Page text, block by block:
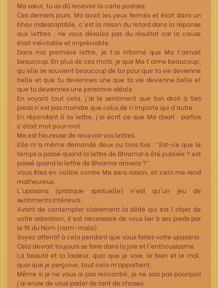
Ma sœur, tu as dû recevoir la carte postale.
Ces derniers jours, Ma avait les yeux fermés et était dans un
bhav indescriptible, c'est la raison du retard dans la réponse
aux lettres ; ne vous désolez pas du résultat car la cause
était inévitable et imprévisible.
Dans ma première lettre, je t'ai informé que Ma t'aimait
beaucoup. En plus de ces mots, je que Ma t'aime beaucoup,
qu'elle se souvient beaucoup de toi pour que ta vie devienne
belle et que tu deviennes une que ta vie devienne belle et
que tu deviennes une personne idéale.
En voyant tout cela, j'ai le sentiment que ton droit à Ses
pieds n'est pas moindre que celui de n'importe qui d'autre.
En répondant à ta lettre, j'ai écrit ce que Ma disait : parfois
c'était mot pour mot.
Ma est heureuse de recevoir vos lettres.
Elle m'a même demandé deux ou trois fois : "Est-ce que le
temps a passé quand la lettre de Bhramar a été publiée ? est
passé quand la lettre de Bhramar arrivera ?".
Vous êtes en colère contre Ma sans raison, et cela me rend
malheureux.
L'upasana (pratique spirituelle) n'est qu'un jeu de
sentiments intérieurs.
Avant de contempler clairement la déité qui est l'objet de
votre adoration, il est nécessaire de vous lier à ses pieds par
le fil du Nom (nam-mala).
Soyez attentif à cela pendant que vous faites votre upasana.
Cela devrait toujours se faire dans la joie et l'enthousiasme.
La beauté et la laideur, quoi que je voie, le bien et le mal,
quoi que je perçoive, tout cela m’appartient.
Même si je ne vous ai pas rencontré, je ne sais pas pourquoi
j'ai envie de vous parler de tant de choses.